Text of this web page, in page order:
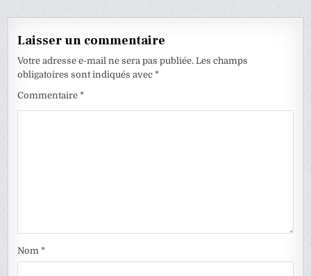
Laisser un commentaire
Votre adresse e-mail ne sera pas publiée. Les champs
obligatoires sont indiqués avec*
Commentaire*
Nom*